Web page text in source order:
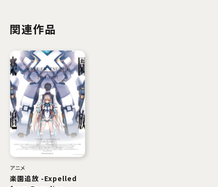
関連作品
アニメ
楽園追放 -Expelled